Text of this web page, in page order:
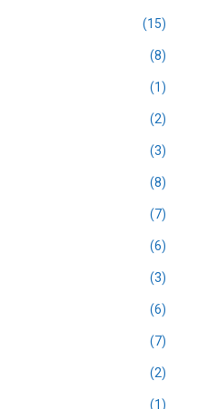
(15)
(8)
(1)
(2)
(3)
(8)
(7)
(6)
(3)
(6)
(7)
(2)
(1)